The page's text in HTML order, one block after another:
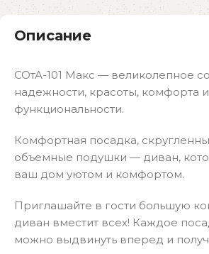
Описание
СОтА-101 Макс — великолепное
надежности, красоты, комфорта и
функциональности.
Комфортная посадка,
объемные подушки — диван,
ваш дом уютом и комфортом.
Приглашайте в гости большую
диван вместит всех! Каждое
можно выдвинуть вперед и